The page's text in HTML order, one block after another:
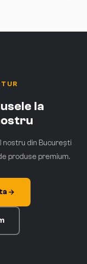
la
nostru din București
produse premium.